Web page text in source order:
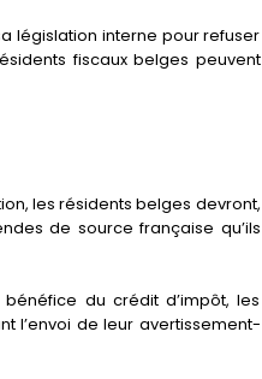
législation interne pour refuser
fiscaux belges peuvent
les résidents belges devront,
de source française qu’ils
du crédit d’impôt, les
l’envoi de leur avertissement-